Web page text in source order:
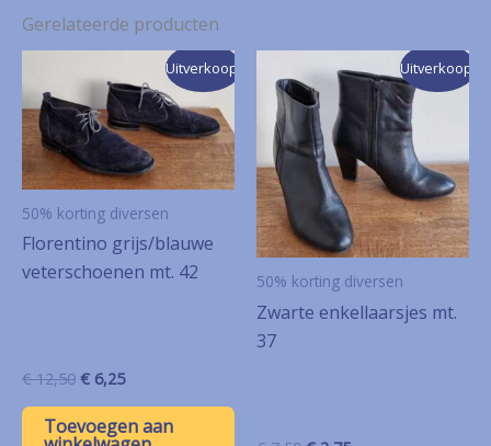
Gerelateerde producten
Uitverkoop!
50% korting diversen
Florentino grijs/blauwe
veterschoenen mt. 42
€12,50 Oorspronkelijke
was:
€ 12,50.
€ 6,25Huidige
is:
€ 6,25.
Toevoegen aan
Uitverkoop!
50% korting diversen
Zwarte enkellaarsjes mt.
37